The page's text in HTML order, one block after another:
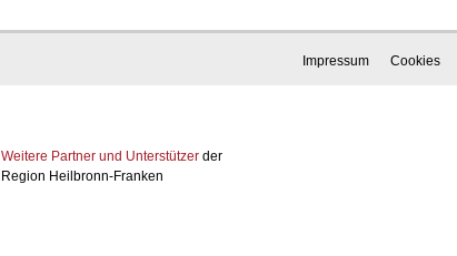
Impressum Cookies
Weitere Partner und Unterstützerder
Region Heilbronn-Franken